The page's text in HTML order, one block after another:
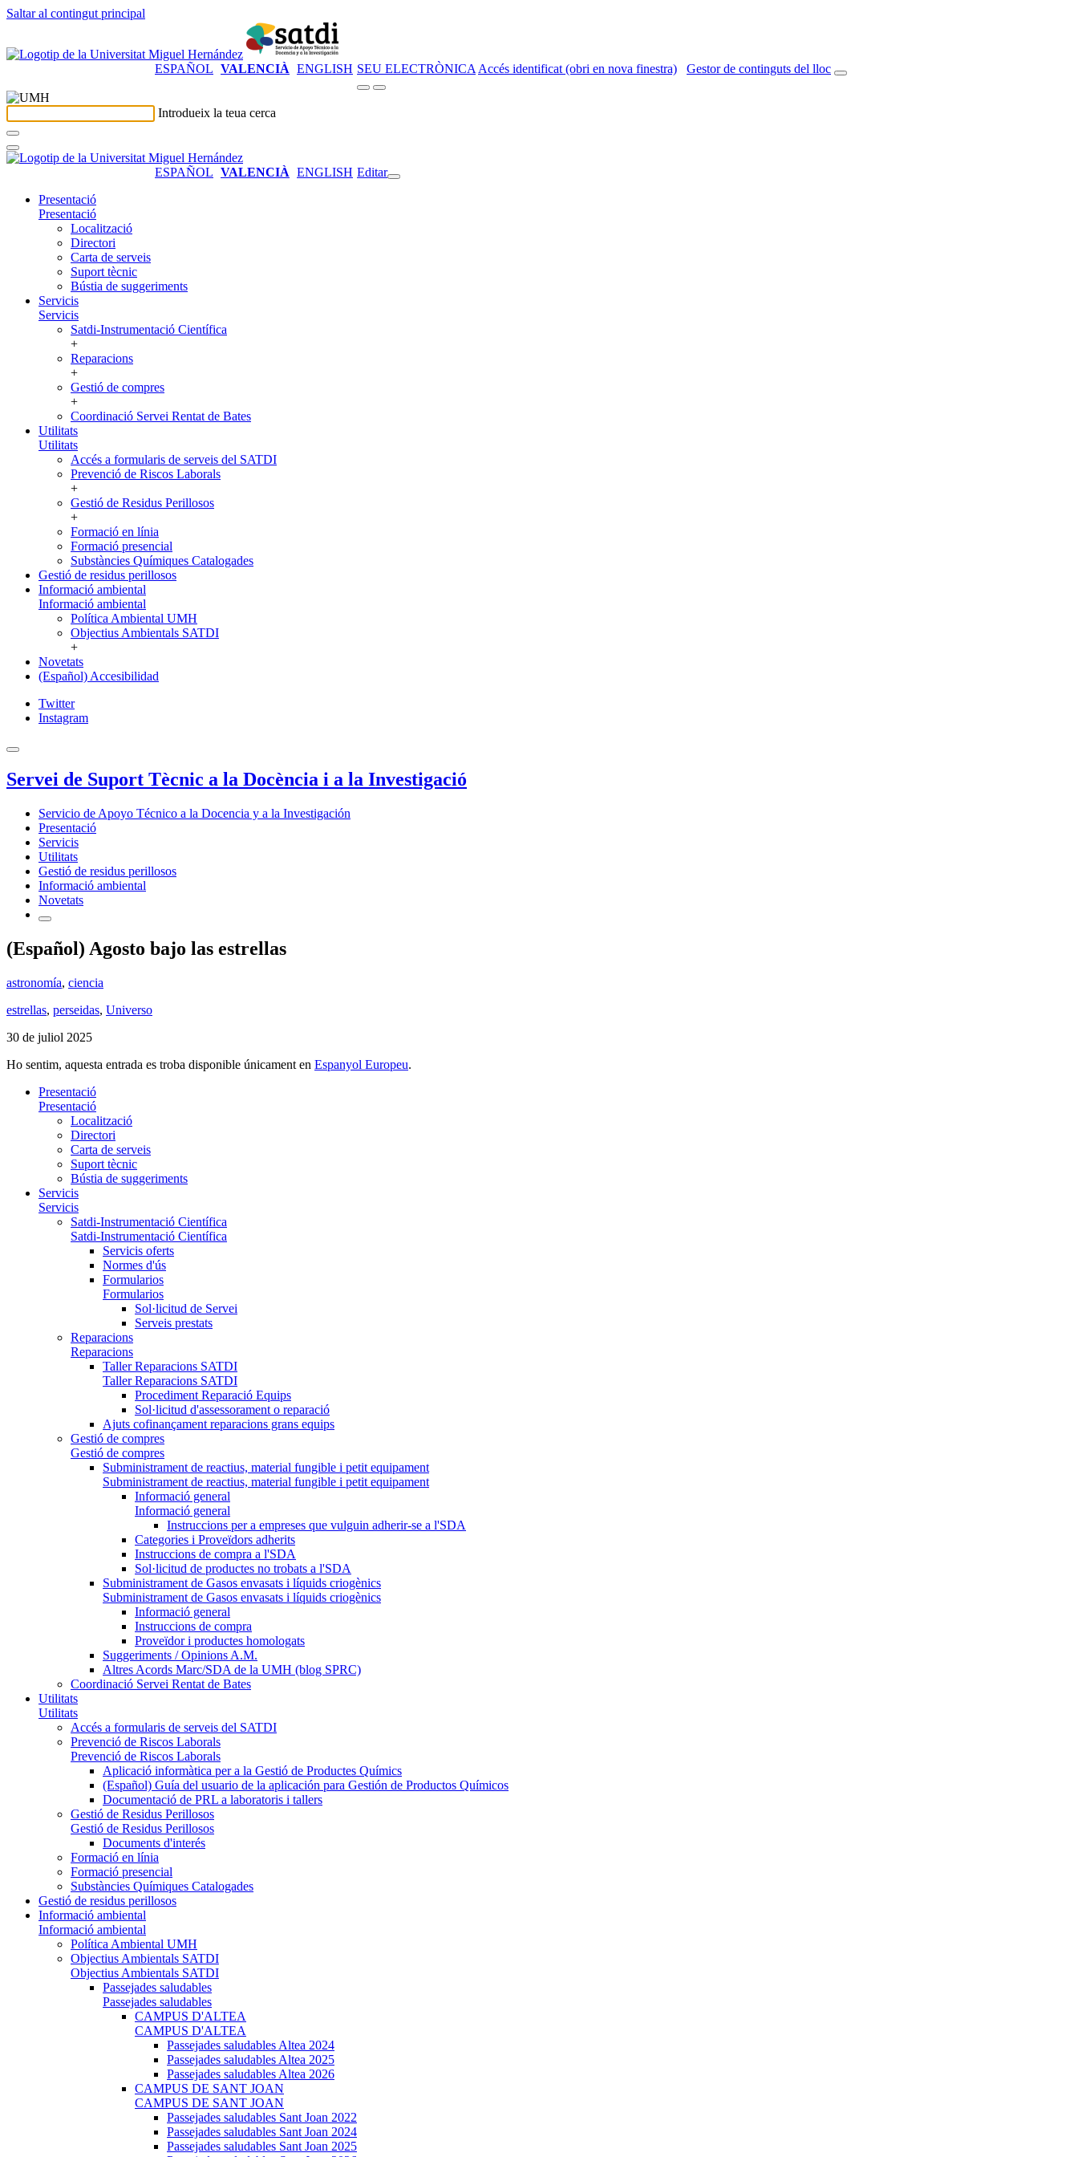
Saltar al contingut principal
ESPAÑOL VALENCIÀ ENGLISH SEU ELECTRÒNICA Accés identificat (obri en nova finestra) Gestor de continguts del lloc
Introdueix la teua cerca
ESPAÑOL VALENCIÀ ENGLISH Editar
Presentació
Presentació
Localització
Directori
Carta de serveis
Suport tècnic
Bústia de suggeriments
Servicis
Servicis
Satdi-Instrumentació Científica
+
Reparacions
+
Gestió de compres
+
Coordinació Servei Rentat de Bates
Utilitats
Utilitats
Accés a formularis de serveis del SATDI
Prevenció de Riscos Laborals
+
Gestió de Residus Perillosos
+
Formació en línia
Formació presencial
Substàncies Químiques Catalogades
Gestió de residus perillosos
Informació ambiental
Informació ambiental
Política Ambiental UMH
Objectius Ambientals SATDI
+
Novetats
(Español) Accesibilidad
Twitter
Instagram
Servei de Suport Tècnic a la Docència i a la Investigació
Servicio de Apoyo Técnico a la Docencia y a la Investigación
Presentació
Servicis
Utilitats
Gestió de residus perillosos
Informació ambiental
Novetats
(Español) Agosto bajo las estrellas
astronomía, ciencia
estrellas, perseidas, Universo
30 de juliol 2025
Ho sentim, aquesta entrada es troba disponible únicament en Espanyol Europeu.
Presentació
Presentació
Localització
Directori
Carta de serveis
Suport tècnic
Bústia de suggeriments
Servicis
Servicis
Satdi-Instrumentació Científica
Satdi-Instrumentació Científica
Servicis oferts
Normes d'ús
Formularios
Formularios
Sol·licitud de Servei
Serveis prestats
Reparacions
Reparacions
Taller Reparacions SATDI
Taller Reparacions SATDI
Procediment Reparació Equips
Sol·licitud d'assessorament o reparació
Ajuts cofinançament reparacions grans equips
Gestió de compres
Gestió de compres
Subministrament de reactius, material fungible i petit equipament
Subministrament de reactius, material fungible i petit equipament
Informació general
Informació general
Instruccions per a empreses que vulguin adherir-se a l'SDA
Categories i Proveïdors adherits
Instruccions de compra a l'SDA
Sol·licitud de productes no trobats a l'SDA
Subministrament de Gasos envasats i líquids criogènics
Subministrament de Gasos envasats i líquids criogènics
Informació general
Instruccions de compra
Proveïdor i productes homologats
Suggeriments / Opinions A.M.
Altres Acords Marc/SDA de la UMH (blog SPRC)
Coordinació Servei Rentat de Bates
Utilitats
Utilitats
Accés a formularis de serveis del SATDI
Prevenció de Riscos Laborals
Prevenció de Riscos Laborals
Aplicació informàtica per a la Gestió de Productes Químics
(Español) Guía del usuario de la aplicación para Gestión de Productos Químicos
Documentació de PRL a laboratoris i tallers
Gestió de Residus Perillosos
Gestió de Residus Perillosos
Documents d'interés
Formació en línia
Formació presencial
Substàncies Químiques Catalogades
Gestió de residus perillosos
Informació ambiental
Informació ambiental
Política Ambiental UMH
Objectius Ambientals SATDI
Objectius Ambientals SATDI
Passejades saludables
Passejades saludables
CAMPUS D'ALTEA
CAMPUS D'ALTEA
Passejades saludables Altea 2024
Passejades saludables Altea 2025
Passejades saludables Altea 2026
CAMPUS DE SANT JOAN
CAMPUS DE SANT JOAN
Passejades saludables Sant Joan 2022
Passejades saludables Sant Joan 2024
Passejades saludables Sant Joan 2025